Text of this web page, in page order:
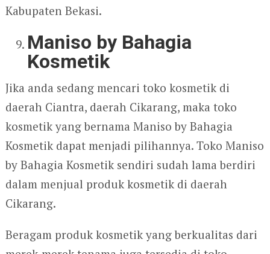
Kabupaten Bekasi.
Maniso by Bahagia
Kosmetik
Jika anda sedang mencari toko kosmetik di
daerah Ciantra, daerah Cikarang, maka toko
kosmetik yang bernama Maniso by Bahagia
Kosmetik dapat menjadi pilihannya. Toko Maniso
by Bahagia Kosmetik sendiri sudah lama berdiri
dalam menjual produk kosmetik di daerah
Cikarang.
Beragam produk kosmetik yang berkualitas dari